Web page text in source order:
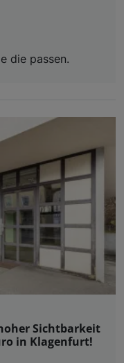
die passen.
Sichtbarkeit
in Klagenfurt!